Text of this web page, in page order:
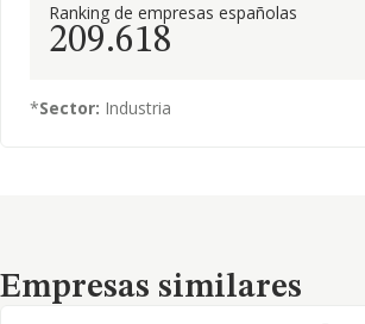
Ranking de empresas españolas
209.618
*Sector: Industria
Empresas similares
Empresas similares